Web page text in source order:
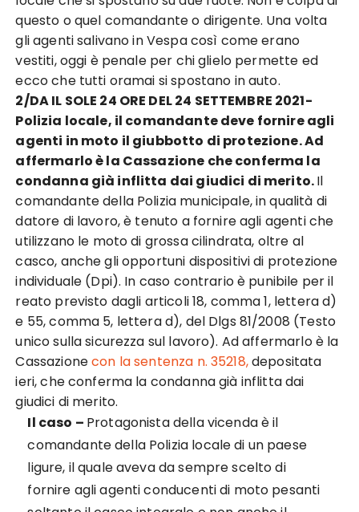
questo o quel comandante o dirigente. Una volta
gli agenti salivano in Vespa così come erano
vestiti, oggi è penale per chi glielo permette ed
ecco che tutti oramai si spostano in auto.
2/DA IL SOLE 24 ORE DEL 24 SETTEMBRE 2021-
Polizia locale, il comandante deve fornire agli
agenti in moto il giubbotto di protezione. Ad
affermarlo è la Cassazione che conferma la
condanna già inflitta dai giudici di merito.Il
comandante della Polizia municipale, in qualità di
datore di lavoro, è tenuto a fornire agli agenti che
utilizzano le moto di grossa cilindrata, oltre al
casco, anche gli opportuni dispositivi di protezione
individuale (Dpi). In caso contrario è punibile per il
reato previsto dagli articoli 18, comma 1, lettera d)
e 55, comma 5, lettera d), del Dlgs 81/2008 (Testo
unico sulla sicurezza sul lavoro). Ad affermarlo è la
Cassazionecon la sentenza n. 35218,depositata
ieri, che conferma la condanna già inflitta dai
giudici di merito.
Il caso – Protagonista della vicenda è il
comandante della Polizia locale di un paese
ligure, il quale aveva da sempre scelto di
fornire agli agenti conducenti di moto pesanti